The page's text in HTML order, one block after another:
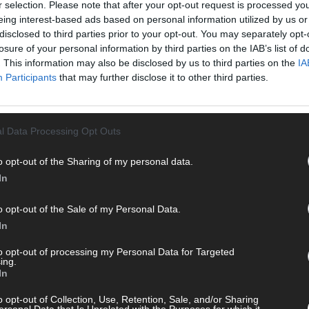
selection. Please note that after your opt-out request is processed
interest-based ads based on personal information utilized by us
to third parties prior to your opt-out. You may separately
of your personal information by third parties on the IAB’s list of
This information may also be disclosed by us to third parties on the
Participants that may further disclose it to other third parties.
Data Processing Opt Outs
opt-out of the Sharing of my personal data.
opt-out of the Sale of my Personal Data.
opt-out of processing my Personal Data for Targeted
opt-out of Collection, Use, Retention, Sale, and/or Sharing
direkt auf den Screen, live oder on-demand. Unsere
Clips, Streams und Highlights extra für dich. Kein langes
durch endlose Seiten – einfach einschalten, mitfiebern und
(Vor- und Nachname) und eine gültige E-Mail-
Kommentar kurz. Beiträge, die unsere
Hetze, Spam oder Werbung werden nicht